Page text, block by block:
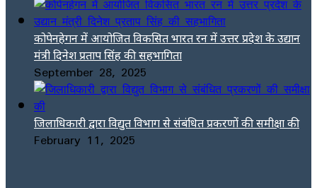
कोपेनहेगन में आयोजित विकसित भारत रन में उत्तर प्रदेश के उद्यान
मंत्री दिनेश प्रताप सिंह की सहभागिता
September 28, 2025
जिलाधिकारी द्वारा विद्युत विभाग से संबंधित प्रकरणों की समीक्षा की
February 11, 2025